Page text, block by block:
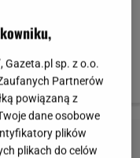
Gazeta.pl sp. z o.o.
Partnerów
powiązaną z
dane osobowe
plików
plikach do celów